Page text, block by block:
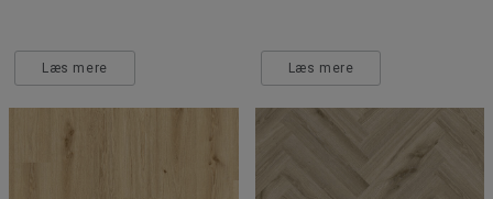
Læs mere Læs mere